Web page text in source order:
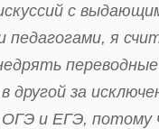
с
педагогами, я
другой за
и ЕГЭ, потому